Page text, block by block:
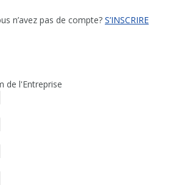
n’avez pas de compte? S’INSCRIRE
de l'Entreprise